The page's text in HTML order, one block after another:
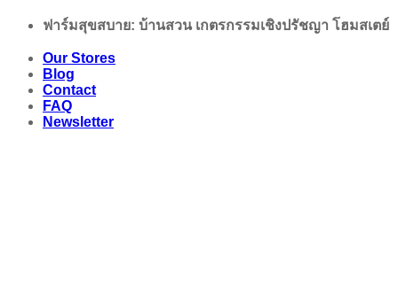
Skip
content
ฟาร์มสุขสบาย: บ้านสวน เกตรกรรมเชิงปรัชญา โฮมสเตย์
Our Stores
Blog
Contact
FAQ
Newsletter